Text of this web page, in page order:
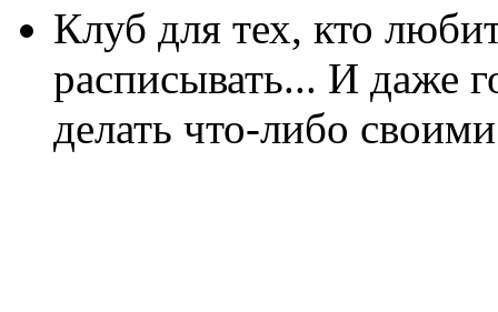
Клуб для тех, кто
расписывать... И даже
делать что-либо